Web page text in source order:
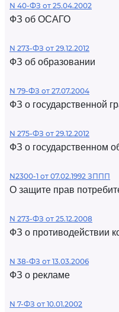
N 40-ФЗ от 25.04.2002
ФЗ об ОСАГО
N 273-ФЗ от 29.12.2012
ФЗ об образовании
N 79-ФЗ от 27.07.2004
ФЗ о государственной
N 275-ФЗ от 29.12.2012
ФЗ о государственном
N2300-1 от 07.02.1992 ЗППП
О защите прав
N 273-ФЗ от 25.12.2008
ФЗ о противодействии
N 38-ФЗ от 13.03.2006
ФЗ о рекламе
N 7-ФЗ от 10.01.2002